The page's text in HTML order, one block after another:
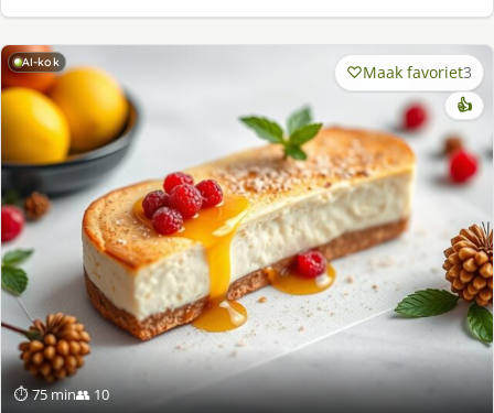
AI-kok
⏱ 75 min👥 10
Maak favoriet3
👍